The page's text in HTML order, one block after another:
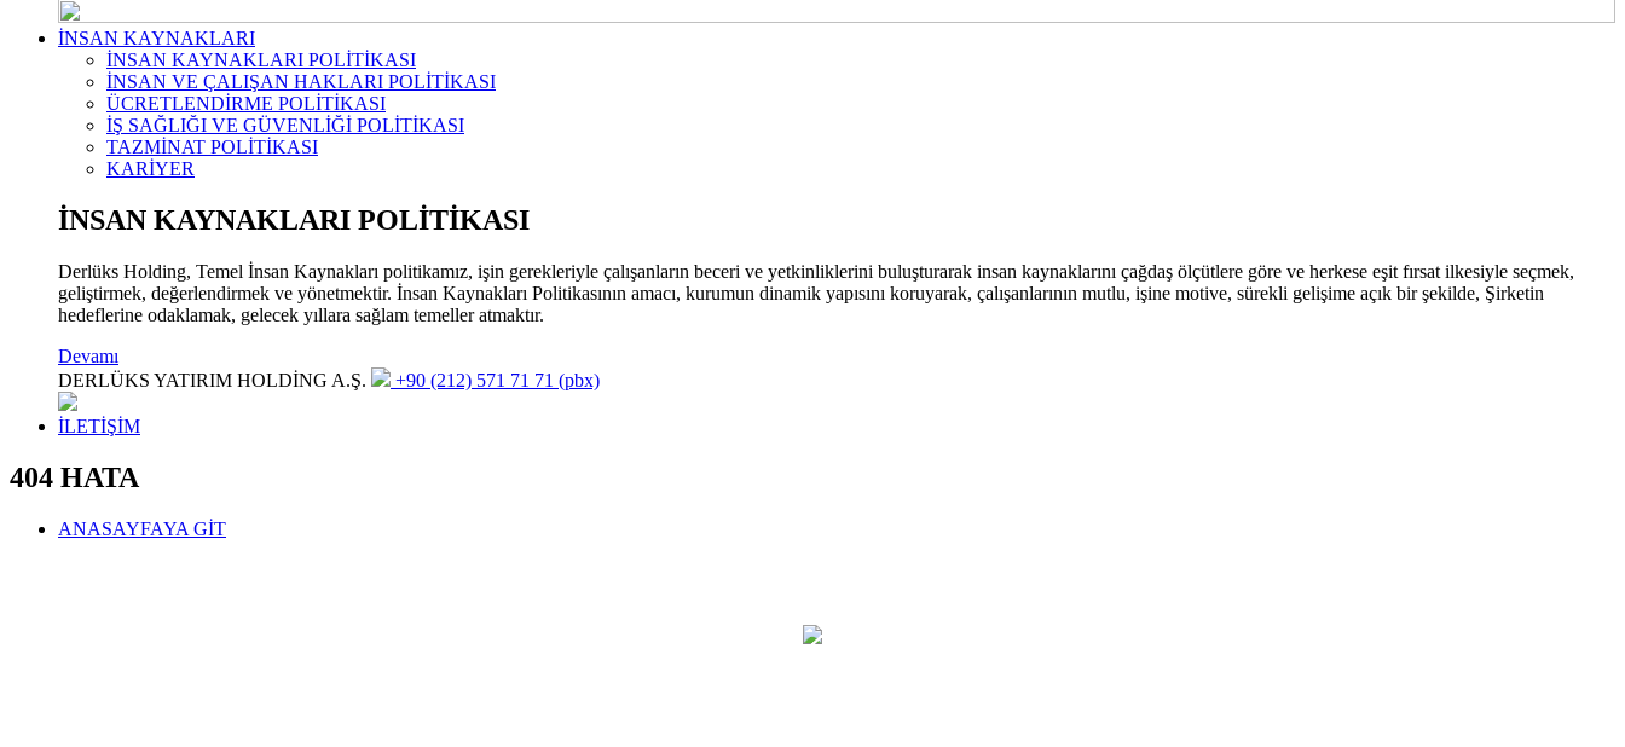
İNSAN KAYNAKLARI
İNSAN KAYNAKLARI POLİTİKASI
İNSAN VE ÇALIŞAN HAKLARI POLİTİKASI
ÜCRETLENDİRME POLİTİKASI
İŞ SAĞLIĞI VE GÜVENLİĞİ POLİTİKASI
TAZMİNAT POLİTİKASI
KARİYER
İNSAN KAYNAKLARI POLİTİKASI
Derlüks Holding, Temel İnsan Kaynakları politikamız, işin gerekleriyle çalışanların beceri ve yetkinliklerini buluşturarak insan kaynaklarını çağdaş ölçütlere göre ve herkese eşit fırsat ilkesiyle seçmek,
geliştirmek, değerlendirmek ve yönetmektir. İnsan Kaynakları Politikasının amacı, kurumun dinamik yapısını koruyarak, çalışanlarının mutlu, işine motive, sürekli gelişime açık bir şekilde, Şirketin
hedeflerine odaklamak, gelecek yıllara sağlam temeller atmaktır.
Devamı
DERLÜKS YATIRIM HOLDİNG A.Ş.
+90 (212) 571 71 71 (pbx)
İLETİŞİM
404 HATA
ANASAYFAYA GİT